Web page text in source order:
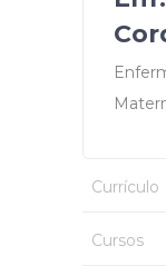
Currículo
Cursos